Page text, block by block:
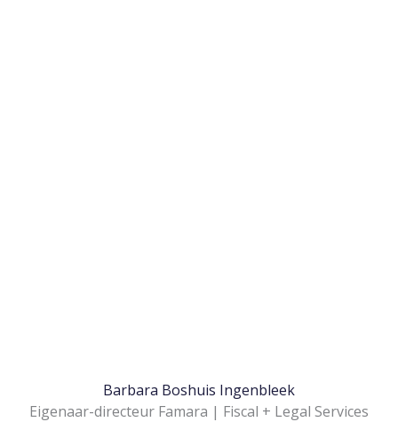
Barbara Boshuis Ingenbleek
Eigenaar-directeur Famara | Fiscal + Legal Services